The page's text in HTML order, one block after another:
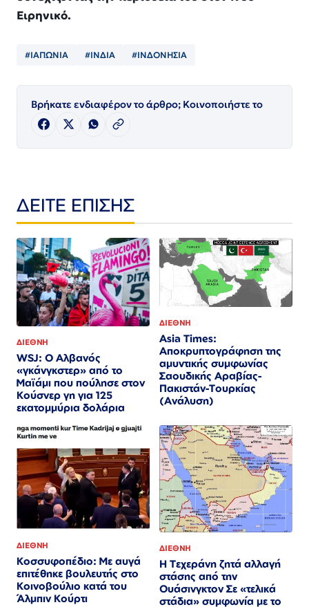
Ειρηνικό.
#ΙΑΠΩΝΙΑ #ΙΝΔΙΑ #ΙΝΔΟΝΗΣΙΑ
Βρήκατε ενδιαφέρον το άρθρο; Κοινοποιήστε το
ΔΕΙΤΕ ΕΠΙΣΗΣ
ΔΙΕΘΝΗ
WSJ: Ο Αλβανός
«γκάνγκστερ» από το
Μαϊάμι που πούλησε στον
Κούσνερ γη για 125
εκατομμύρια δολάρια
ΔΙΕΘΝΗ
Asia Times:
Αποκρυπτογράφηση της
αμυντικής συμφωνίας
Σαουδικής Αραβίας-
Πακιστάν-Τουρκίας
(Ανάλυση)
ΔΙΕΘΝΗ
Κοσσυφοπέδιο: Με αυγά
επιτέθηκε βουλευτής στο
Κοινοβούλιο κατά του
Άλμπιν Κούρτι
ΔΙΕΘΝΗ
Η Τεχεράνη ζητά αλλαγή
στάσης από την
Ουάσινγκτον Σε «τελικά
στάδια» συμφωνία με το